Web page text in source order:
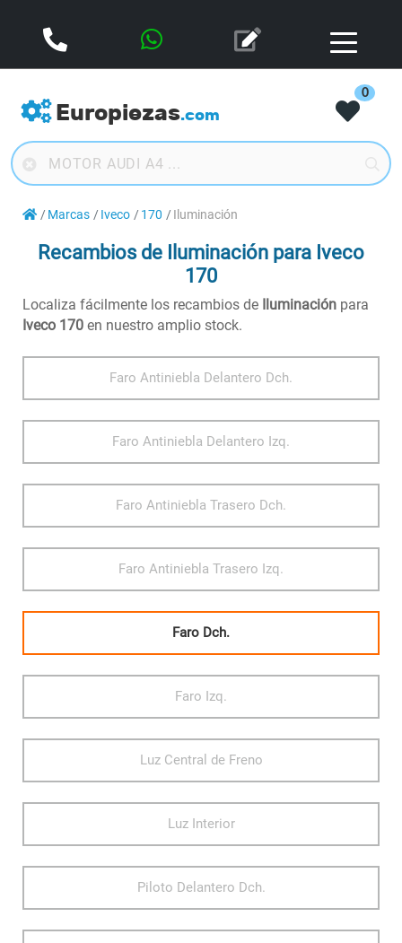
Europiezas.com
0
Marcas Iveco 170 Iluminación
Recambios de Iluminación para Iveco
170
Localiza fácilmente los recambios de Iluminación para
Iveco 170 en nuestro amplio stock.
Faro Antiniebla Delantero Dch.
Faro Antiniebla Delantero Izq.
Faro Antiniebla Trasero Dch.
Faro Antiniebla Trasero Izq.
Faro Dch.
Faro Izq.
Luz Central de Freno
Luz Interior
Piloto Delantero Dch.